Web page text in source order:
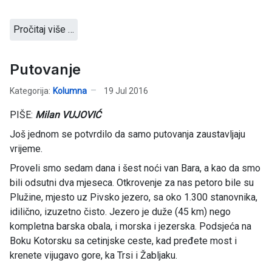
Pročitaj više …
Putovanje
Kategorija: Kolumna 19 Jul 2016
PIŠE: Milan VUJOVIĆ
Još jednom se potvrdilo da samo putovanja zaustavljaju
vrijeme.
Proveli smo sedam dana i šest noći van Bara, a kao da smo
bili odsutni dva mjeseca. Otkrovenje za nas petoro bile su
Plužine, mjesto uz Pivsko jezero, sa oko 1.300 stanovnika,
idilično, izuzetno čisto. Jezero je duže (45 km) nego
kompletna barska obala, i morska i jezerska. Podsjeća na
Boku Kotorsku sa cetinjske ceste, kad pređete most i
krenete vijugavo gore, ka Trsi i Žabljaku.